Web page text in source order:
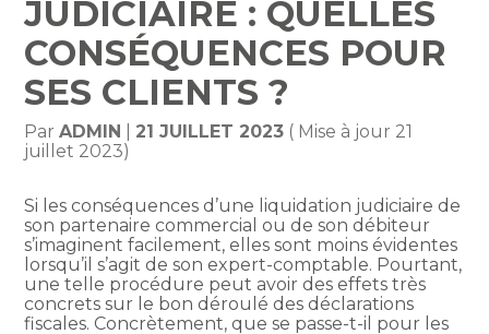
JUDICIAIRE : QUELLES
CONSÉQUENCES POUR
SES CLIENTS ?
ParADMIN 21 JUILLET 2023 ( Mise à jour 21
juillet 2023)
Si les conséquences d’une liquidation judiciaire de
son partenaire commercial ou de son débiteur
s’imaginent facilement, elles sont moins évidentes
lorsqu’il s’agit de son expert-comptable. Pourtant,
une telle procédure peut avoir des effets très
concrets sur le bon déroulé des déclarations
fiscales. Concrètement, que se passe-t-il pour les